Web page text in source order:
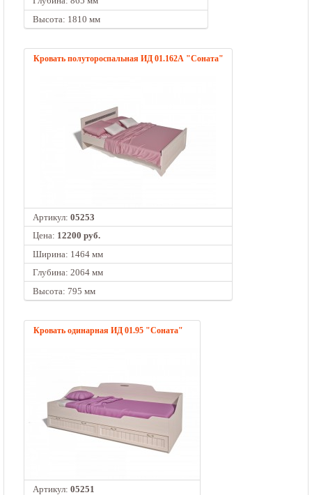
Высота: 1810 мм
Кровать полутороспальная ИД 01.162А "Соната"
Артикул: 05253
Цена: 12200 руб.
Ширина: 1464 мм
Глубина: 2064 мм
Высота: 795 мм
Кровать одинарная ИД 01.95 "Соната"
Артикул: 05251